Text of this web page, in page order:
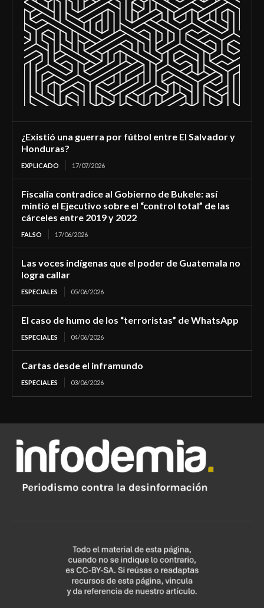
¿Existió una guerra por fútbol entre El Salvador y
Honduras?
EXPLICADO 17/07/2026
Fiscalía contradice al Gobierno de Bukele: así
mintió el Ejecutivo sobre el “control total” de las
cárceles entre 2019 y 2022
FALSO 17/06/2026
Las voces indígenas que el poder de Guatemala no
logra callar
ESPECIALES 05/06/2026
El caso de humo de los “terroristas” de WhatsApp
ESPECIALES 04/06/2026
Cartas desde el inframundo
ESPECIALES 03/06/2026